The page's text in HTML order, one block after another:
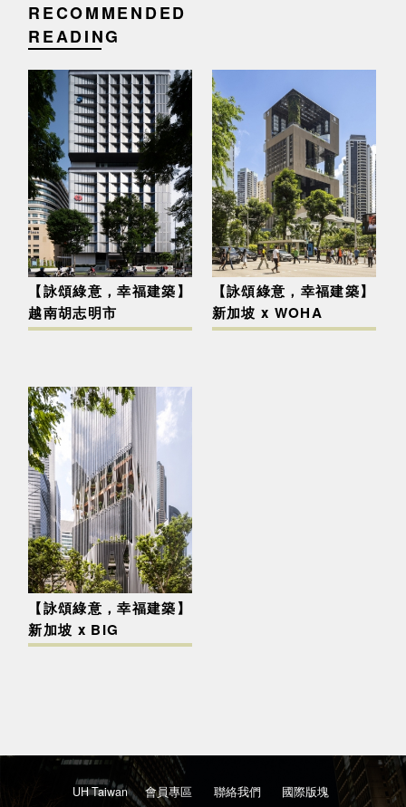
RECOMMENDED
READING
【詠頌綠意，幸福建築】
越南胡志明市
【詠頌綠意，幸福建築】
新加坡 x WOHA
【詠頌綠意，幸福建築】
新加坡 x BIG
UH Taiwan 會員專區 聯絡我們 國際版塊